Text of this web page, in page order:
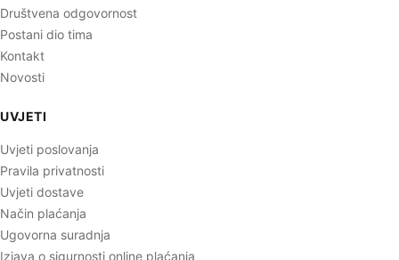
Društvena odgovornost
Postani dio tima
Kontakt
Novosti
UVJETI
Uvjeti poslovanja
Pravila privatnosti
Uvjeti dostave
Način plaćanja
Ugovorna suradnja
Izjava o sigurnosti online plaćanja